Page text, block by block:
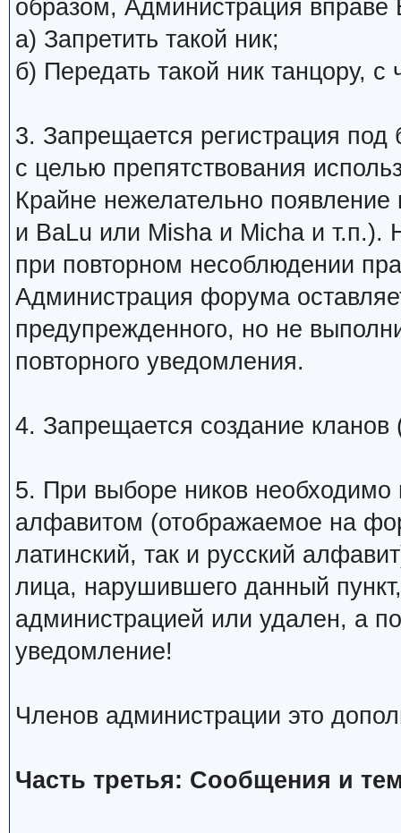
образом, Администрация
а) Запретить такой ник;
б) Передать такой ник танцору,
3. Запрещается регистрация
с целью препятствования
Крайне нежелательно
и BaLu или Misha и Micha и т.п.).
при повторном несоблюдении
Администрация форума
предупрежденного, но не
повторного уведомления.
4. Запрещается создание
5. При выборе ников необходимо
алфавитом (отображаемое на
латинский, так и русский
лица, нарушившего данный
администрацией или удален, а
уведомление!
Членов администрации это
Часть третья: Сообщения и